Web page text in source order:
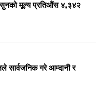
सुनको मूल्य प्रतिऔंस ४,३४२
सार्वजनिक गरे आम्दानी र